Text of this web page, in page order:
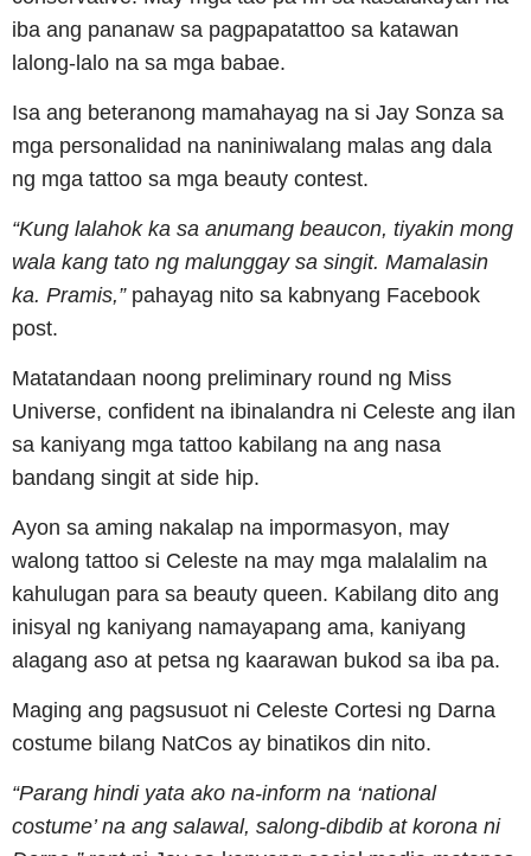
iba ang pananaw sa pagpapatattoo sa katawan
lalong-lalo na sa mga babae.
Isa ang beteranong mamahayag na si Jay Sonza sa
mga personalidad na naniniwalang malas ang dala
ng mga tattoo sa mga beauty contest.
“Kung lalahok ka sa anumang beaucon, tiyakin mong
wala kang tato ng malunggay sa singit. Mamalasin
ka. Pramis,”pahayag nito sa kabnyang Facebook
post.
Matatandaan noong preliminary round ng Miss
Universe, confident na ibinalandra ni Celeste ang ilan
sa kaniyang mga tattoo kabilang na ang nasa
bandang singit at side hip.
Ayon sa aming nakalap na impormasyon, may
walong tattoo si Celeste na may mga malalalim na
kahulugan para sa beauty queen. Kabilang dito ang
inisyal ng kaniyang namayapang ama, kaniyang
alagang aso at petsa ng kaarawan bukod sa iba pa.
Maging ang pagsusuot ni Celeste Cortesi ng Darna
costume bilang NatCos ay binatikos din nito.
“Parang hindi yata ako na-inform na ‘national
costume’ na ang salawal, salong-dibdib at korona ni